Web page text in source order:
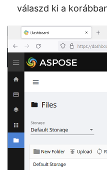
válaszd ki a